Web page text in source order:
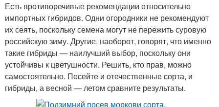
Есть противоречивые рекомендации относительно
импортных гибридов. Одни огородники не рекомендуют
их сеять, поскольку семена могут не пережить суровую
российскую зиму. Другие, наоборот, говорят, что именно
такие гибриды — наилучший выбор, поскольку они
устойчивы к цветушности. Решить, кто прав, можно
самостоятельно. Посейте и отечественные сорта, и
гибриды, а весной — летом сравните результаты.